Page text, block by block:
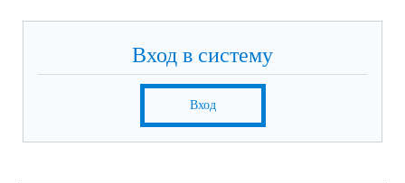
Вход в систему
Вход